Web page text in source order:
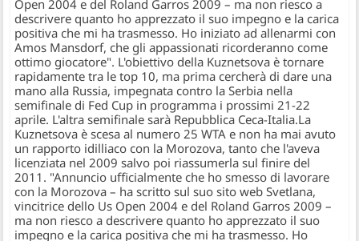
Open 2004 e del Roland Garros 2009 – ma non riesco a
descrivere quanto ho apprezzato il suo impegno e la carica
positiva che mi ha trasmesso. Ho iniziato ad allenarmi con
Amos Mansdorf, che gli appassionati ricorderanno come
ottimo giocatore". L'obiettivo della Kuznetsova è tornare
rapidamente tra le top 10, ma prima cercherà di dare una
mano alla Russia, impegnata contro la Serbia nella
semifinale di Fed Cup in programma i prossimi 21-22
aprile. L'altra semifinale sarà Repubblica Ceca-Italia.La
Kuznetsova è scesa al numero 25 WTA e non ha mai avuto
un rapporto idilliaco con la Morozova, tanto che l'aveva
licenziata nel 2009 salvo poi riassumerla sul finire del
2011. "Annuncio ufficialmente che ho smesso di lavorare
con la Morozova – ha scritto sul suo sito web Svetlana,
vincitrice dello Us Open 2004 e del Roland Garros 2009 –
ma non riesco a descrivere quanto ho apprezzato il suo
impegno e la carica positiva che mi ha trasmesso. Ho